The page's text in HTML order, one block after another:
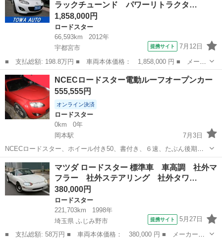
／ＡＵＸ...
ラックチューンド パワーリトラクタ…
1,858,000円
ロードスター
66,593km
2012年
宇都宮市
提携サイト 7月12日
■ 支払総額: 198.8万円 ■ 車両本体価格： 1,858,000 円 ■ メーカ
ー名： マツダ ■ 車種名： ロードスター ■ グレード名： ロー
ドスターＲＨＴ ブラックチューンド パワーリトラクタブルハード
トップ ...
栃木 宇都宮市 ロードスター
NCECロードスター電動ルーフオープンカー
555,555円
オンライン決済
ロードスター
0km
0年
岡本駅
7月3日
NCECロードスター、ホイール付き50、書付き、６速、たぶん後期の
最終、トルセンデフのためこのままドリフト可能、電動ルーフ、車高
調、マフラー、ワークエモーション、なんかナビ、などなど付いてま
す、普通にエンジンかかり自走可能で...
栃木 宇都宮市 岡本駅 ロードスター NCEC
マツダ ロードスター 標準車 車高調 社外マ
フラー 社外ステアリング 社外タワ…
380,000円
ロードスター
221,703km
1998年
埼玉県 ふじみ野市
提携サイト 5月27日
■ 支払総額: 58万円 ■ 車両本体価格： 380,000 円 ■ メーカー